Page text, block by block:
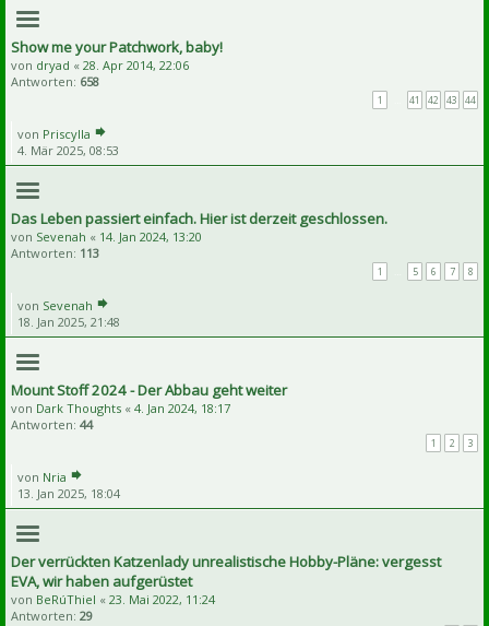
Show me your Patchwork, baby!
von dryad « 28. Apr 2014, 22:06
Antworten: 658
1 41 42 43 44
von Priscylla
4. Mär 2025, 08:53
Das Leben passiert einfach. Hier ist derzeit geschlossen.
von Sevenah « 14. Jan 2024, 13:20
Antworten: 113
1 5 6 7 8
von Sevenah
18. Jan 2025, 21:48
Mount Stoff 2024 - Der Abbau geht weiter
von Dark Thoughts « 4. Jan 2024, 18:17
Antworten: 44
1 2 3
von Nria
13. Jan 2025, 18:04
Der verrückten Katzenlady unrealistische Hobby-Pläne: vergesst
EVA, wir haben aufgerüstet
von BeRúThiel « 23. Mai 2022, 11:24
Antworten: 29